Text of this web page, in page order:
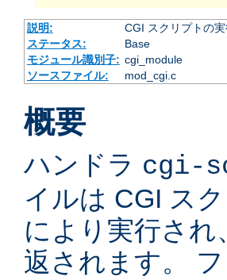
説明:
CGI スクリプトの
ステータス:
Base
モジュール識別子: cgi_module
ソースファイル:
mod_cgi.c
概要
ハンドラ cgi-
イルは CGI ス
により実行さ
返されます。